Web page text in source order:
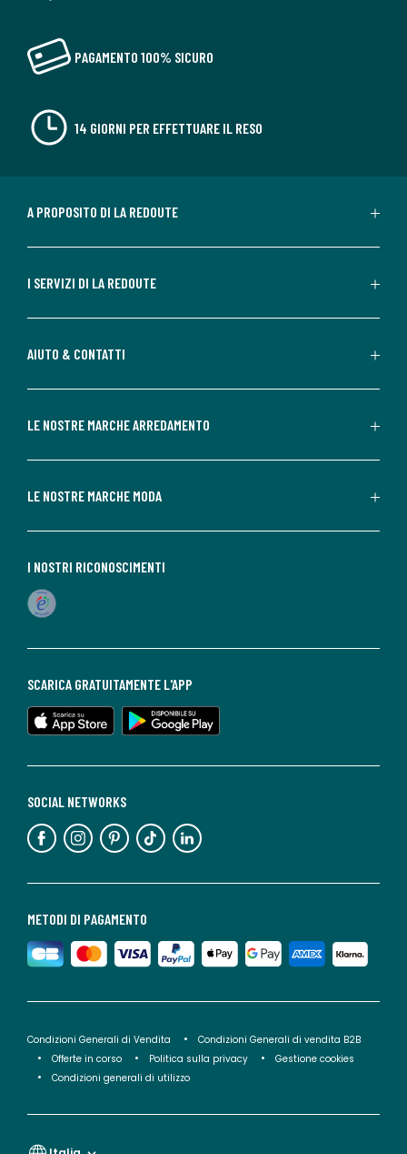
PAGAMENTO 100% SICURO
14 GIORNI PER EFFETTUARE IL RESO
A PROPOSITO DI LA REDOUTE
I SERVIZI DI LA REDOUTE
AIUTO & CONTATTI
LE NOSTRE MARCHE ARREDAMENTO
LE NOSTRE MARCHE MODA
METODI DI PAGAMENTO
SOCIAL NETWORKS
SCARICA GRATUITAMENTE L'APP
I NOSTRI RICONOSCIMENTI
Condizioni Generali di Vendita
Condizioni Generali di vendita B2B
Offerte in corso
Politica sulla privacy
Gestione cookies
Condizioni generali di utilizzo